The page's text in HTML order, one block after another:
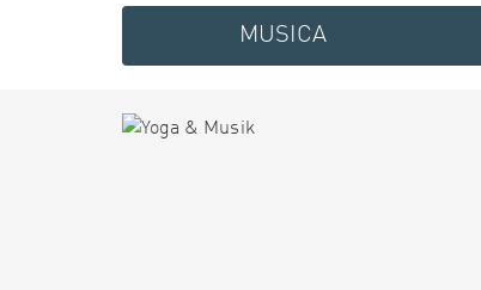
MUSICA